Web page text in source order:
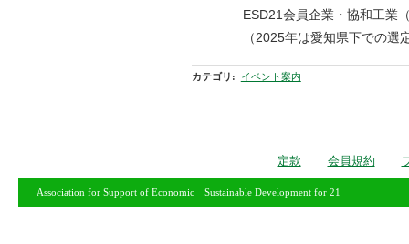
ESD21会員企業・協和工業（
（2025年は愛知県下での選定
カテゴリ : イベント案内
定款 会員規約
Association for Support of Economic Sustainable Development for 21